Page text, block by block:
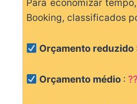
Para economizar
Booking, classificados
Orçamento reduzido
Orçamento médio : ??